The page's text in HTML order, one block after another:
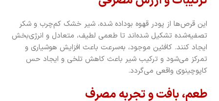
این قرص‌ها از پودر قهوه بوداده شده، شیر خشک کم‌چرب و شکر
تصفیه‌شده تشکیل شده‌اند تا طعمی لطیف، متعادل و انرژی‌بخش
ایجاد کنند. کافئین موجود، به‌سرعت باعث افزایش هوشیاری و
تمرکز می‌شود و ترکیب شیر باعث کاهش تلخی و ایجاد حس
کاپوچینوی واقعی می‌گردد.
طعم، بافت و تجربه مصرف